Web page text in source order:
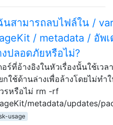
นสามารถลบไฟล์ใน /
/ metadata / อัพ
ปลอดภัยหรือไม่?
ร์ที่อ้างอิงในหัวเรื่องนั้นใช้เวล
กใช้ด้านล่างเพื่อล้างโดยไม่ทำ
รหรือไม่ rm -rf
metadata/updates/
usage